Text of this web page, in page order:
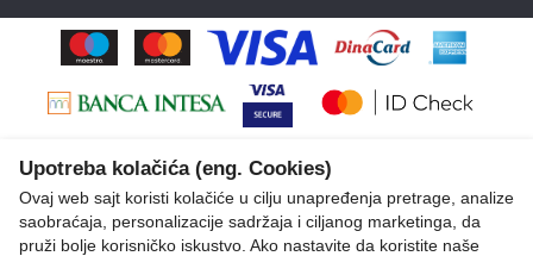
Upotreba kolačića (eng. Cookies)
Ovaj web sajt koristi kolačiće u cilju unapređenja pretrage, analize
saobraćaja, personalizacije sadržaja i ciljanog marketinga, da
pruži bolje korisničko iskustvo. Ako nastavite da koristite naše